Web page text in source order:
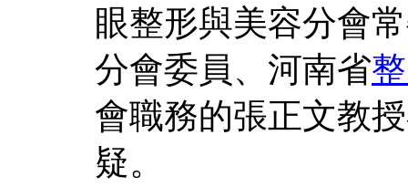
眼整形與美容分會
分會委員、河南省
會職務的張正文教
疑。